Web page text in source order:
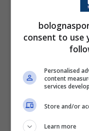
dopo l’umore ha
Su cosa porta
corta. Siamo
dimenticare che
sotto. Queste
viverle dentro il
consent to use
Personalised
content
services
Store and/or
Learn more